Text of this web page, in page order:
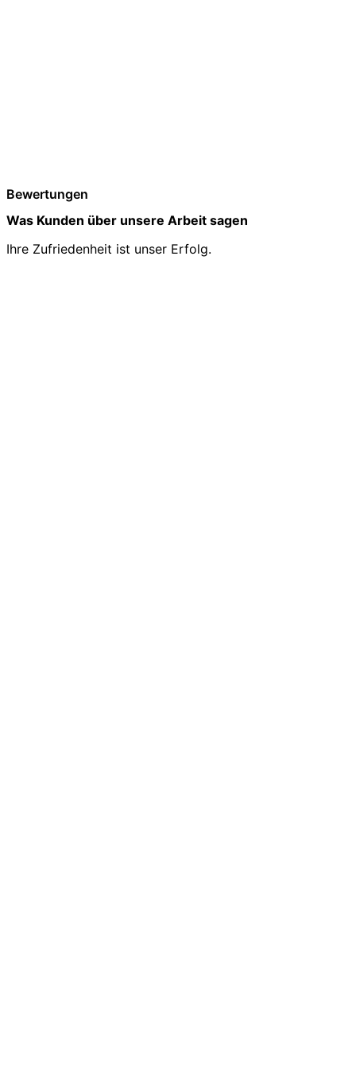
Bewertungen
Was Kunden über unsere Arbeit sagen
Ihre Zufriedenheit ist unser Erfolg.